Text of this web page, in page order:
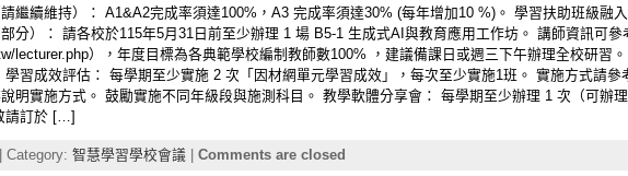
繼續維持）： A1&A2完成率須達100%，A3 完成率須達30% (每年增加10 %)。 學習扶助班級融
分）： 請各校於115年5月31日前至少辦理 1 場 B5-1 生成式AI與教育應用工作坊。 講師資訊可參
lecturer.php），年度目標為各典範學校編制教師數100% ，建議備課日或週三下午辦理全校研習
學習成效評估： 每學期至少實施 2 次「因材網單元學習成效」，每次至少實施1班。 實施方式請
明實施方式。 鼓勵實施不同年級段與施測科目。 教學軟體分享會： 每學期至少辦理 1 次（可辦
請訂於 […]
Category: 智慧學習學校會議| Comments are closed